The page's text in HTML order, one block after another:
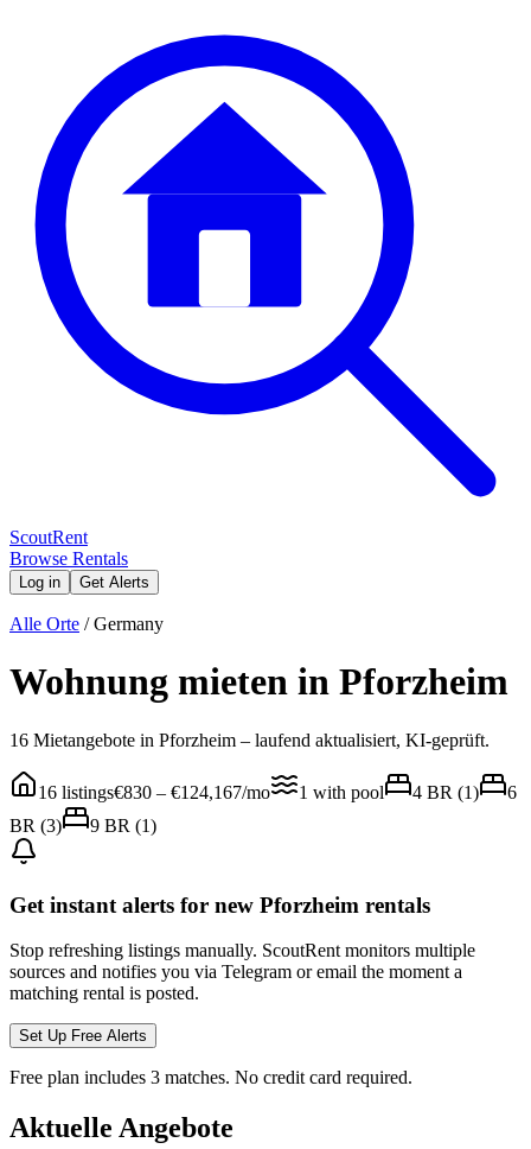
ScoutRent
Browse Rentals
Log in Get Alerts
Alle Orte /Germany
Wohnung mieten in Pforzheim
16 Mietangebote in Pforzheim – laufend aktualisiert, KI-geprüft.
16 listings€830 – €124,167/mo 1 with pool 4 BR (1)
6
BR (3) 9 BR (1)
Get instant alerts for new Pforzheim rentals
Stop refreshing listings manually. ScoutRent monitors multiple
sources and notifies you via Telegram or email the moment a
matching rental is posted.
Set Up Free Alerts
Free plan includes 3 matches. No credit card required.
Aktuelle Angebote